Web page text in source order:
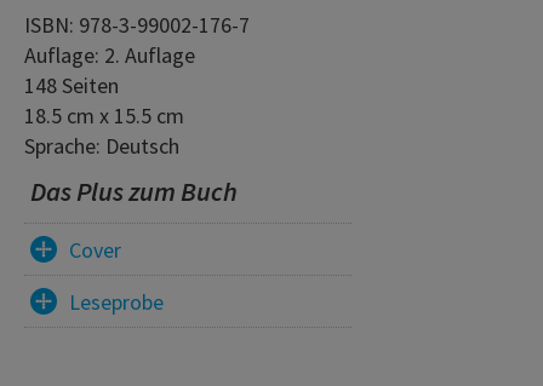
ISBN: 978-3-99002-176-7
Auflage: 2. Auflage
148 Seiten
18.5 cm x 15.5 cm
Sprache: Deutsch
Das Plus zum Buch
Cover
Leseprobe